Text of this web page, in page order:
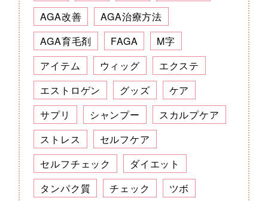
AGA改善
AGA治療方法
AGA育毛剤
FAGA
M字
アイテム
ウィッグ
エクステ
エストロゲン
グッズ
ケア
サプリ
シャンプー
スカルプケア
ストレス
セルフケア
セルフチェック
ダイエット
タンパク質
チェック
ツボ